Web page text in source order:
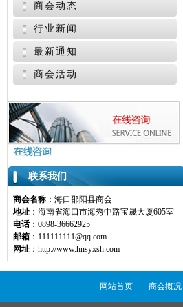
商会动态
行业新闻
最新通知
商会活动
联系我们
商会名称 ：海口邵阳县商会
地址 ：海南省海口市海秀中路宝晟大厦605室
电话：0898-36662925
邮箱 ：111111111@qq.com
网址 ：http://www.hnsyxsh.com
网站首页 商会概况